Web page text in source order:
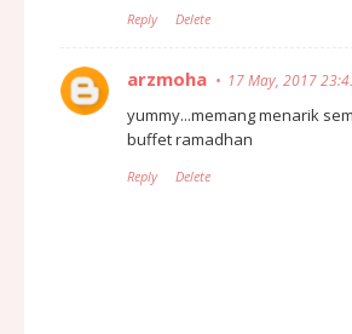
Reply Delete
arzmoha 17 May, 2017
yummy...memang menarik
buffet ramadhan
Reply Delete